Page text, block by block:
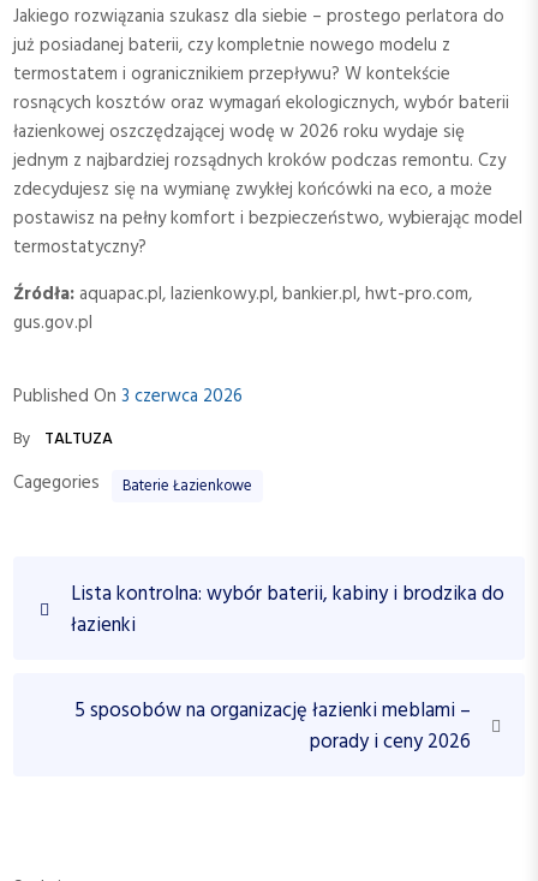
Jakiego rozwiązania szukasz dla siebie – prostego perlatora do
już posiadanej baterii, czy kompletnie nowego modelu z
termostatem i ogranicznikiem przepływu? W kontekście
rosnących kosztów oraz wymagań ekologicznych, wybór baterii
łazienkowej oszczędzającej wodę w 2026 roku wydaje się
jednym z najbardziej rozsądnych kroków podczas remontu. Czy
zdecydujesz się na wymianę zwykłej końcówki na eco, a może
postawisz na pełny komfort i bezpieczeństwo, wybierając model
termostatyczny?
Źródła:aquapac.pl, lazienkowy.pl, bankier.pl, hwt-pro.com,
gus.gov.pl
Published On3 czerwca 2026
By TALTUZA
Cagegories Baterie Łazienkowe
P
r
Lista kontrolna: wybór baterii, kabiny i brodzika do
łazienki
5 sposobów na organizację łazienki meblami –
porady i ceny 2026